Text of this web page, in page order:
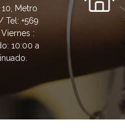
Metro
Tel: +569
:
10:00 a